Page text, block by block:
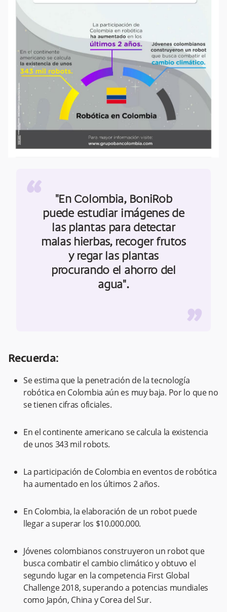
“
"En Colombia, BoniRob
puede estudiar imágenes de
las plantas para detectar
malas hierbas, recoger frutos
y regar las plantas
procurando el ahorro del
agua".
”
Recuerda:
Se estima que la penetración de la tecnología
robótica en Colombia aún es muy baja. Por lo que no
se tienen cifras oficiales.
En el continente americano se calcula la existencia
de unos 343 mil robots.
La participación de Colombia en eventos de robótica
ha aumentado en los últimos 2 años.
En Colombia, la elaboración de un robot puede
llegar a superar los $10.000.000.
Jóvenes colombianos construyeron un robot que
busca combatir el cambio climático y obtuvo el
segundo lugar en la competencia First Global
Challenge 2018, superando a potencias mundiales
como Japón, China y Corea del Sur.